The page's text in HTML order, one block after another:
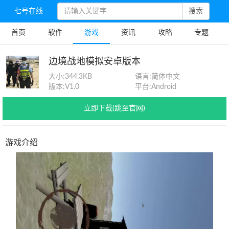
七号在线 搜索
首页 软件 游戏 资讯 攻略 专题
边境战地模拟安卓版本
大小:344.3KB 语言:简体中文
版本:V1.0 平台:Android
立即下载(跳至官网)
游戏介绍